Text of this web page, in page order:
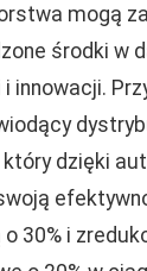
mogą
środki w
innowacji.
który dzięki
30% i